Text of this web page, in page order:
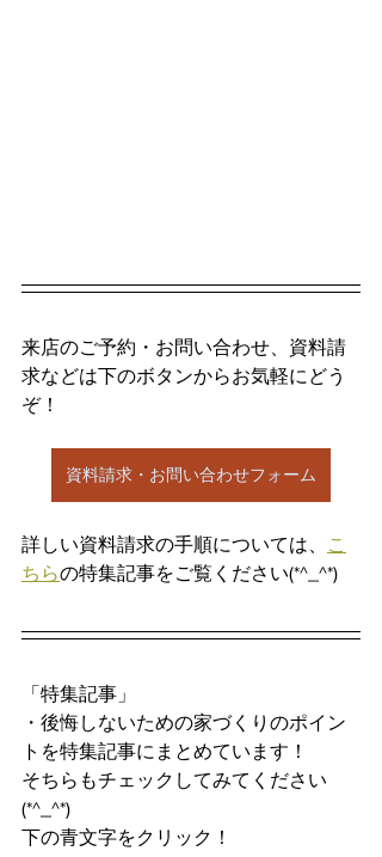
来店のご予約・お問い合わせ、資料請
求などは下のボタンからお気軽にどう
ぞ！
資料請求・お問い合わせフォーム
詳しい資料請求の手順については、
こ
ちらの特集記事をご覧ください(*^_^*)
「特集記事」
・後悔しないための家づくりのポイン
トを特集記事にまとめています！
そちらもチェックしてみてください
(*^_^*)
下の青文字をクリック！